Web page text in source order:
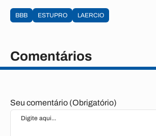
BBB ESTUPRO LAERCIO
Comentários
Seu comentário (Obrigatório)